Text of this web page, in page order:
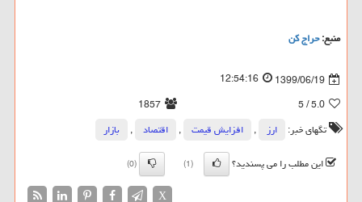
منبع:حراج كن
1399/06/19
12:54:16
5.0
/ 5
1857
تگهای خبر:
ارز , افزایش قیمت , اقتصاد ,
بازار
این مطلب را می پسندید؟
(1)
(0)
X